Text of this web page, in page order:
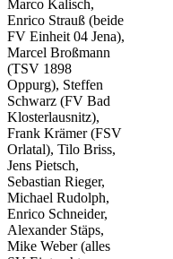
Marco Kalisch,
Enrico Strauß (beide
FV Einheit 04 Jena),
Marcel Broßmann
(TSV 1898
Oppurg), Steffen
Schwarz (FV Bad
Klosterlausnitz),
Frank Krämer (FSV
Orlatal), Tilo Briss,
Jens Pietsch,
Sebastian Rieger,
Michael Rudolph,
Enrico Schneider,
Alexander Stäps,
Mike Weber (alles